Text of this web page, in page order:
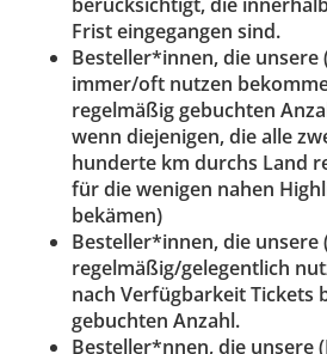
Frist eingegangen sind.
Besteller*innen, die unsere
immer/oft nutzen
regelmäßig gebuchten
wenn diejenigen, die alle
hunderte km durchs Land
für die wenigen nahen
bekämen)
Besteller*innen, die unsere
regelmäßig/gelegentlich
nach Verfügbarkeit Tickets
gebuchten Anzahl.
Besteller*nnen, die unsere